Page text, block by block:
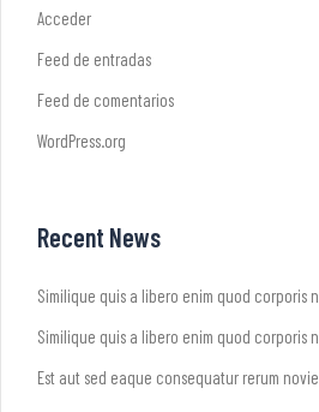
Acceder
Feed de entradas
Feed de comentarios
WordPress.org
Recent News
Similique quis a libero enim quod corporis
Similique quis a libero enim quod corporis
Est aut sed eaque consequatur rerum